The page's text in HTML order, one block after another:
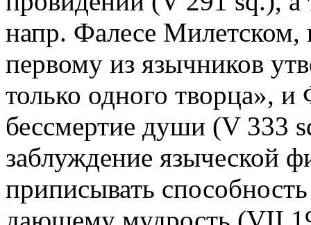
напр. Фалесе
первому из язычников
только одного творца»,
бессмертие души (V 333
заблуждение языческой
приписывать